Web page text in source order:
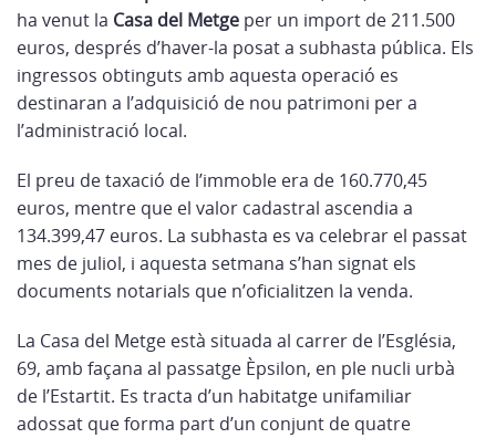
ha venut la Casa del Metge per un import de 211.500
euros, després d’haver-la posat a subhasta pública. Els
ingressos obtinguts amb aquesta operació es
destinaran a l’adquisició de nou patrimoni per a
l’administració local.
El preu de taxació de l’immoble era de 160.770,45
euros, mentre que el valor cadastral ascendia a
134.399,47 euros. La subhasta es va celebrar el passat
mes de juliol, i aquesta setmana s’han signat els
documents notarials que n’oficialitzen la venda.
La Casa del Metge està situada al carrer de l’Església,
69, amb façana al passatge Èpsilon, en ple nucli urbà
de l’Estartit. Es tracta d’un habitatge unifamiliar
adossat que forma part d’un conjunt de quatre